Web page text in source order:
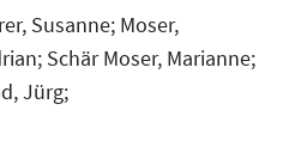
t
Susanne; Moser,
Schär Moser, Marianne;
Jürg;